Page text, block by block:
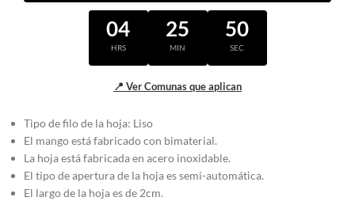
04
HRS
25
MIN
50
SEC
📍 Ver Comunas que aplican
Tipo de filo de la hoja: Liso
El mango está fabricado con bimaterial.
La hoja está fabricada en acero inoxidable.
El tipo de apertura de la hoja es semi-automática.
El largo de la hoja es de 2cm.